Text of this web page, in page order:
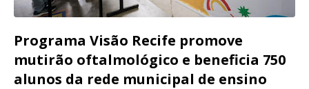
Programa Visão Recife promove
mutirão oftalmológico e beneficia 750
alunos da rede municipal de ensino